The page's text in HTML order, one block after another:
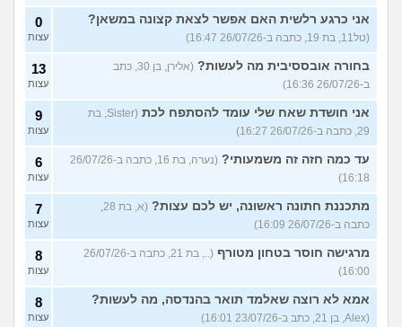
אני כרגע רלשית האם אפשר לצאת קצונה במשאן?
(טל11, בת 19, כתבה ב-26/07/26 16:47)
0
עצות
בחורה אובססיבית מה לעשות?
(אלירן, בן 30, כתב
ב-26/07/26 16:36)
13
עצות
אני חושדת שאח שלי עומד להסתפח לכת
(Sister, בת
29, כתבה ב-26/07/26 16:27)
9
עצות
עד כמה חזה זה משמעותי?
(נערה, בת 16, כתבה ב-26/07/26
16:18)
6
עצות
מתכננת חתונה ראשונה, יש לכם עצות?
כתבה ב-26/07/26 16:09)
7
עצות
מרגישה חוסר בטחון מטורף
(.., בת 21, כתבה ב-26/07/26
16:00)
8
עצות
אמא לא רוצה שאלמד תואר בהנדסה, מה לעשות?
(Alex, בן 21, כתב ב-23/07/26 16:01)
8
עצות